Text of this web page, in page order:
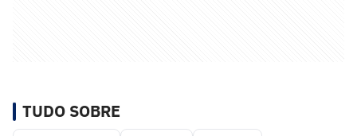
TUDO SOBRE